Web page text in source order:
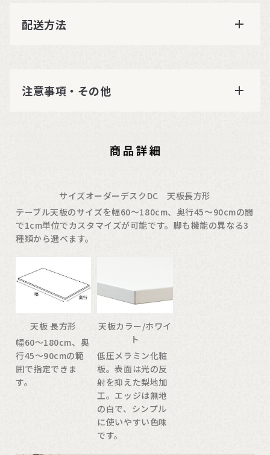
配送方法
注意事項・その他
サイズオーダーデスクDC 天板長方形
テーブル天板のサイズを幅60〜180cm、奥行45〜90cmの間
で1cm単位でカスタマイズが可能です。脚も機能の異なる3
種類から選べます。
天板 長方形
幅60〜180cm、奥
行45〜90cmの範
囲で指定できま
す。
天板カラー/ホワイ
ト
低圧メラミン化粧
板。表面は光の反
射を抑えた梨地加
工。エッジは無地
の白で、シンプル
に使いやすい色味
です。